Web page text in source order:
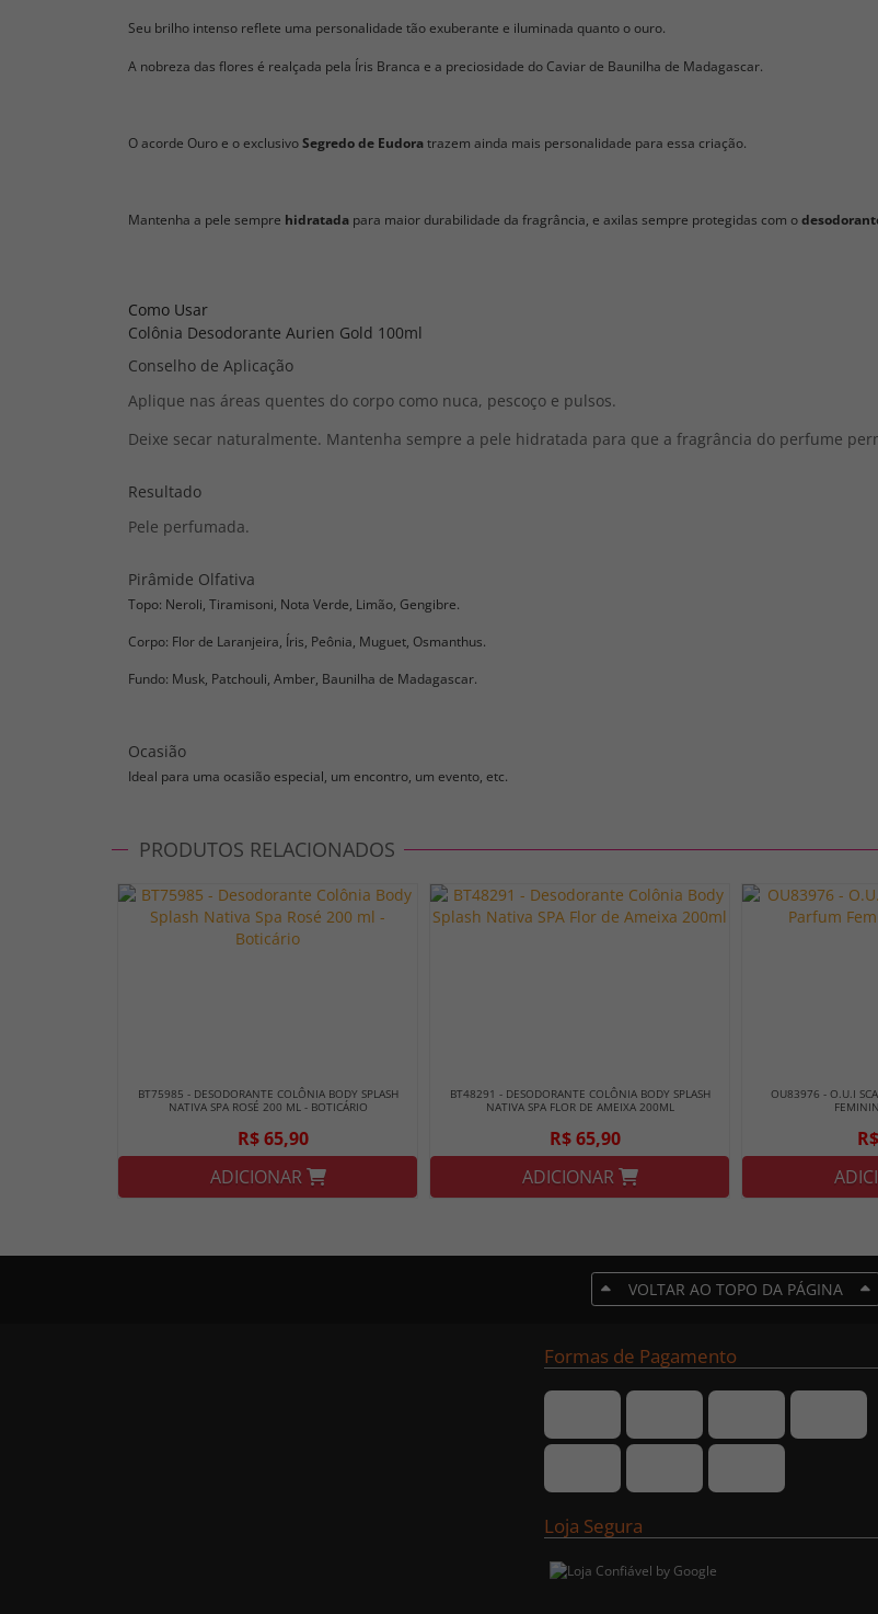
Seu brilho intenso reflete uma personalidade tão exuberante e iluminada quanto o ouro.
A nobreza das flores é realçada pela Íris Branca e a preciosidade do Caviar de Baunilha de Madagascar.
O acorde Ouro e o exclusivoSegredo de Eudoratrazem ainda mais personalidade para essa criação.
Mantenha a pele sempre hidratada para maior durabilidade da fragrância, e axilas sempre protegidas com o
Como Usar
Colônia Desodorante Aurien Gold 100ml
Conselho de Aplicação
Aplique nas áreas quentes do corpo como nuca, pescoço e pulsos.
Deixe secar naturalmente. Mantenha sempre a pele hidratada para que a fragrância do perfume
Resultado
Pele perfumada.
Pirâmide Olfativa
Topo: Neroli, Tiramisoni, Nota Verde, Limão, Gengibre.
Corpo: Flor de Laranjeira, Íris, Peônia, Muguet, Osmanthus.
Fundo: Musk, Patchouli, Amber, Baunilha de Madagascar.
Ocasião
Ideal para uma ocasião especial, um encontro, um evento, etc.
PRODUTOS RELACIONADOS
BT75985 - DESODORANTE COLÔNIA BODY SPLASH
NATIVA SPA ROSÉ 200 ML - BOTICÁRIO
R$ 65,90
ADICIONAR
BT48291 - DESODORANTE COLÔNIA BODY SPLASH
NATIVA SPA FLOR DE AMEIXA 200ML
R$ 65,90
ADICIONAR
OU83976 - O.U.I
VOLTAR AO TOPO DA PÁGINA
Formas de Pagamento
Loja Segura